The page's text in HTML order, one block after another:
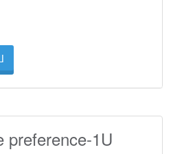
preference-1U